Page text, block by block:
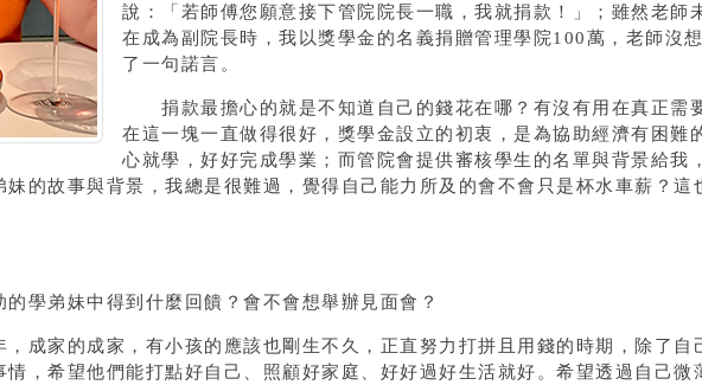
說：「若師傅您願意接下管院院長一職，我就捐款！」；雖然老師
在成為副院長時，我以獎學金的名義捐贈管理學院100萬，老師沒
了一句諾言。
捐款最擔心的就是不知道自己的錢花在哪？有沒有用在真正需
在這一塊一直做得很好，獎學金設立的初衷，是為協助經濟有困難
心就學，好好完成學業；而管院會提供審核學生的名單與背景給我
的故事與背景，我總是很難過，覺得自己能力所及的會不會只是杯水車薪？這
弟妹中得到什麼回饋？會不會想舉辦見面會？
家的成家，有小孩的應該也剛生不久，正直努力打拼且用錢的時期，除了自
，希望他們能打點好自己、照顧好家庭、好好過好生活就好。希望透過自己微